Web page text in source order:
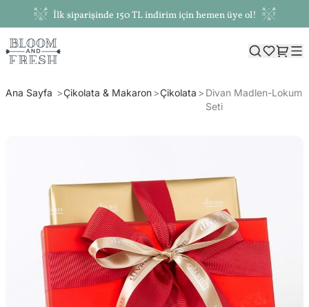
İlk siparişinde 150 TL indirim için hemen üye ol!
Ana Sayfa Çikolata & Makaron Çikolata
Divan Madlen-Lokum
Seti